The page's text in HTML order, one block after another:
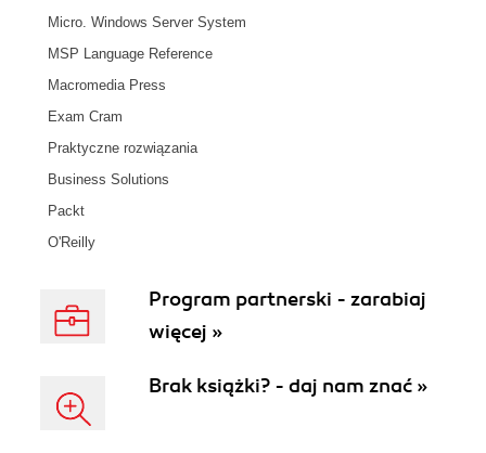
Micro. Windows Server System
MSP Language Reference
Macromedia Press
Exam Cram
Praktyczne rozwiązania
Business Solutions
Packt
O'Reilly
Program partnerski - zarabiaj
więcej »
Brak książki? - daj nam znać »